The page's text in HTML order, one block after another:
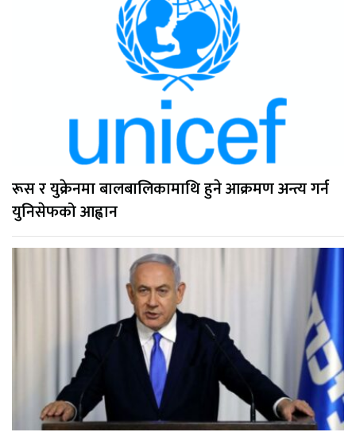
रूस र युक्रेनमा बालबालिकामाथि हुने आक्रमण अन्त्य गर्न
युनिसेफको आह्वान